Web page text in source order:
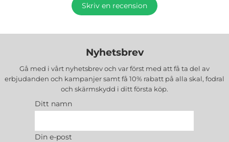
Skriv en recension
Nyhetsbrev
Gå med i vårt nyhetsbrev och var först med att få ta del av
erbjudanden och kampanjer samt få 10% rabatt på alla skal, fodral
och skärmskydd i ditt första köp.
Ditt namn
Din e-post